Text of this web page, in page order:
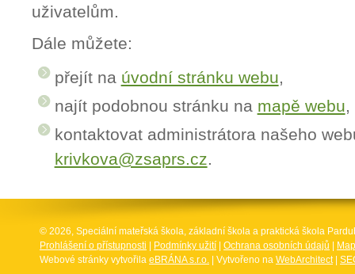
uživatelům.
Dále můžete:
přejít na úvodní stránku webu,
najít podobnou stránku na mapě webu,
kontaktovat administrátora našeho
krivkova@zsaprs.cz.
© 2026, Speciální mateřská škola, základní škola a praktická škola
Prohlášení o přístupnosti
Podmínky užití Ochrana osobních údajů
Webové stránky vytvořila eBRÁNA s.r.o. | Vytvořeno na WebArchitect|